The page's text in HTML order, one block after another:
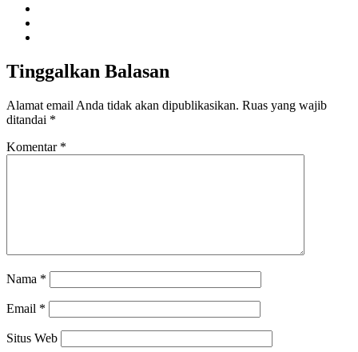
Tinggalkan Balasan
Alamat email Anda tidak akan dipublikasikan. Ruas yang wajib
ditandai *
Komentar *
Nama *
Email *
Situs Web